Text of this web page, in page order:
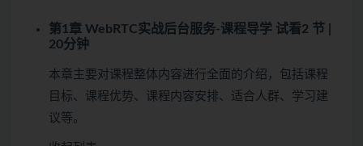
第1章 WebRTC实战后台服务-课程导学 试看2 节 |
20分钟
本章主要对课程整体内容进行全面的介绍，包括课程
目标、课程优势、课程内容安排、适合人群、学习建
议等。